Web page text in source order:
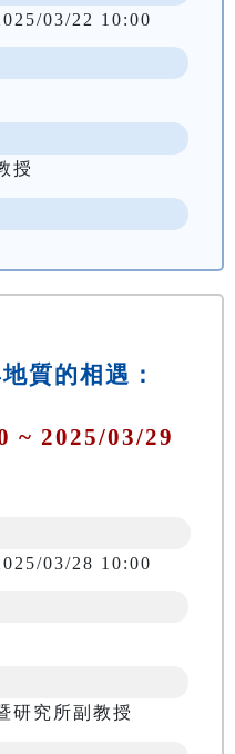
03/22 10:00
授
質的相遇：
~ 2025/03/29
03/28 10:00
研究所副教授